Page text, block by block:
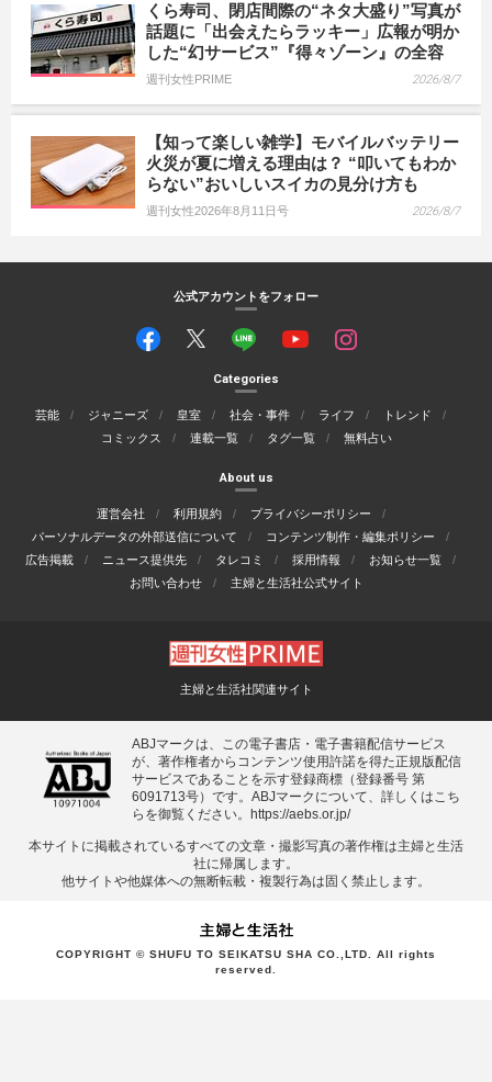
くら寿司、閉店間際の“ネタ大盛り”写真が
話題に「出会えたらラッキー」広報が明か
した“幻サービス”『得々ゾーン』の全容
週刊女性PRIME 2026/8/7
【知って楽しい雑学】モバイルバッテリー
火災が夏に増える理由は？ “叩いてもわか
らない”おいしいスイカの見分け方も
週刊女性2026年8月11日号 2026/8/7
公式アカウントをフォロー
Categories
芸能 ジャニーズ 皇室 社会・事件 ライフ
トレンド
コミックス
連載一覧 タグ一覧 無料占い
About us
運営会社 利用規約
プライバシーポリシー
パーソナルデータの外部送信について
コンテンツ制作・編集ポリシー
広告掲載
ニュース提供先 タレコミ 採用情報
お知らせ一覧
お問い合わせ
主婦と生活社公式サイト
主婦と生活社関連サイト
ABJマークは、この電子書店・電子書籍配信サービス
が、著作権者からコンテンツ使用許諾を得た正規版配信
サービスであることを示す登録商標（登録番号 第
6091713号）です。ABJマークについて、詳しくはこち
らを御覧ください。
https://aebs.or.jp/
本サイトに掲載されているすべての⽂章・撮影写真の著作権は主婦と⽣活
社に帰属します。
他サイトや他媒体への無断転載・複製⾏為は固く禁⽌します。
COPYRIGHT © SHUFU TO SEIKATSU SHA CO.,LTD. All rights
reserved.